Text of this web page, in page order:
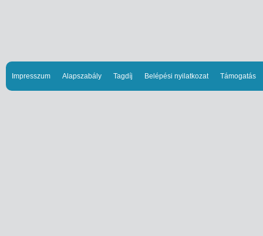
Impresszum Alapszabály Tagdíj Belépési nyilatkozat Támogatás